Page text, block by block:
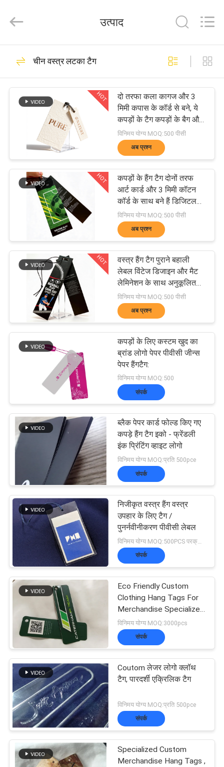
होम
उत्पाद
गुणवत्ता
नियंत्रण
हमसे
संपर्क
समाचार
सभी
VR
SHOW
साइटमैप
गोपनीयता
नीति
Garment
Accessories
All
Reserved.
कस्टम वस्त्र पैच
291
कस्टम कशीदाकारी पैच
79
हीट ट्रांसफर वस्त्र लेबल
179
स्क्रीन प्रिंटिंग लेबल
3डी उच्च आवृत्ति टीपीयू
बैज
65
सिलिकॉन रबड़ के लेबल
128
बुना वस्त्र लेबल
51
उत्पाद
चीन वस्त्र लटका टैग
HOT
दो तरफा कला कागज और 3
मिमी कपास के कॉर्ड से बने, ये
कपड़ों के टैग कपड़ों के बैग और
सूटकेस में उपयोग के लिए आदर्श
हैं, और डिजिटल रूप से मुद्रित
ब्रांड लोगो की विशेषता है।
विनिमय योग्य MOQ:500 पीसी
अब प्रश्न
HOT
कपड़ों के हैंग टैग दोनों तरफ
आर्ट कार्ड और 3 मिमी कॉटन
कॉर्ड के साथ बने हैं डिजिटल
सीएमवाईके लोगो प्रिंटिंग के
साथ परिधान बैग और सामान के
लिए आदर्श
विनिमय योग्य MOQ:500 पीसी
अब प्रश्न
HOT
वस्त्र हैंग टैग पुराने बहाली
लेबल विंटेज डिजाइन और मैट
लेमिनेशन के साथ अनुकूलित
आयाम प्रदान करते हैं
विनिमय योग्य MOQ:500 पीसी
अब प्रश्न
कपड़ों के लिए कस्टम खुद का
ब्रांड लोगो पेपर पीवीसी जीन्स
पेपर हैंगटैग:
विनिमय योग्य MOQ:500
संपर्क
ब्लैक पेपर कार्ड फोल्ड किए गए
कपड़े हैंग टैग इको - फ्रेंडली
इंक प्रिंटिंग व्हाइट लोगो
विनिमय योग्य MOQ:प्रति 500pce
संपर्क
निजीकृत वस्त्र हैंग वस्त्र
उपहार के लिए टैग /
पुनर्नवीनीकरण पीवीसी लेबल
संपर्क
Eco Friendly Custom
Clothing Hang Tags For
Merchandise Specialized
Shape
विनिमय योग्य MOQ:3000pcs
संपर्क
Coutom लेजर लोगो क्लॉथ
टैग, पारदर्शी एक्रिलिक टैग
विनिमय योग्य MOQ:प्रति 500pce
संपर्क
Specialized Custom
Merchandise Hang Tags ,